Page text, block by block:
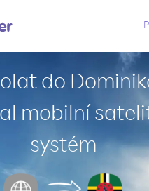
do
mobilní
systém